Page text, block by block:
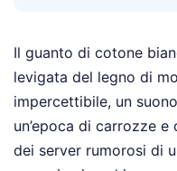
Il guanto di cotone
levigata del legno di
impercettibile, un
un’epoca di carrozze
dei server rumorosi di